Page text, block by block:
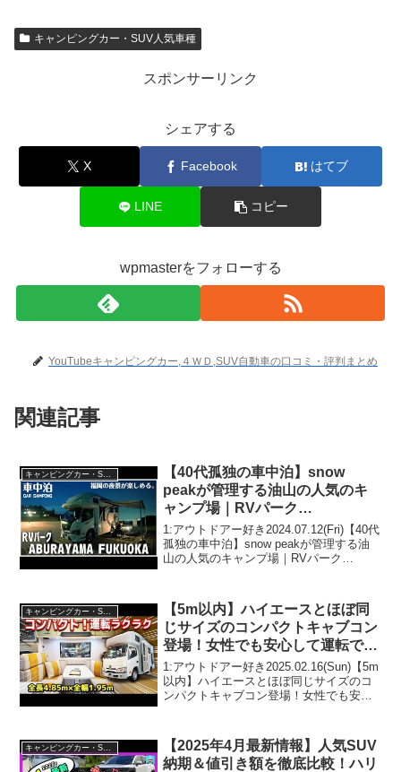
キャンピングカー・SUV人気車種
スポンサーリンク
シェアする
X Facebook はてブ
LINE コピー
wpmasterをフォローする
YouTubeキャンピングカー,４ＷＤ,SUV自動車の口コミ・評判まとめ
関連記事
キャンピングカー・SUV人気車種
【40代孤独の車中泊】snow
peakが管理する油山の人気のキ
ャンプ場｜RVパーク
ABURAYAMA FUKUOKA｜
BLUETTI AC180を使ってキャン
ピングカー飯
1:アウトドアー好き2024.07.12(Fri)【40代
孤独の車中泊】snow peakが管理する油
山の人気のキャンプ場｜RVパーク
人気で話題...
【5m以内】ハイエースとほぼ同
じサイズのコンパクトキャブコン
登場！女性でも安心して運転でき
るから【#ダイレクトカーズ】#キ
ャンピングカー
1:アウトドアー好き2025.02.16(Sun)【5m
以内】ハイエースとほぼ同じサイズのコ
ンパクトキャブコン登場！女性でも安心
しいぞ、見逃さないで！！2:アウトド
ア...
キャンピングカー・SUV人気車種
【2025年4月最新情報】人気SUV
納期＆値引き額を徹底比較！ハリ